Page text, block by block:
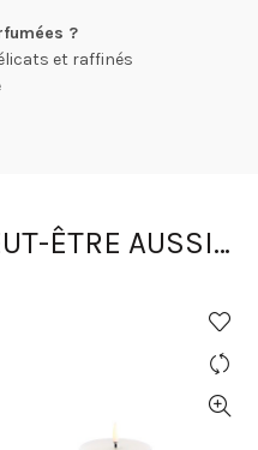
?
et raffinés
ÊTRE AUSSI…